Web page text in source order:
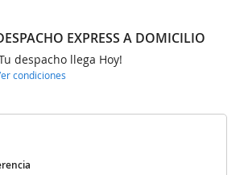
EXPRESS A DOMICILIO
despacho llega Hoy!
condiciones